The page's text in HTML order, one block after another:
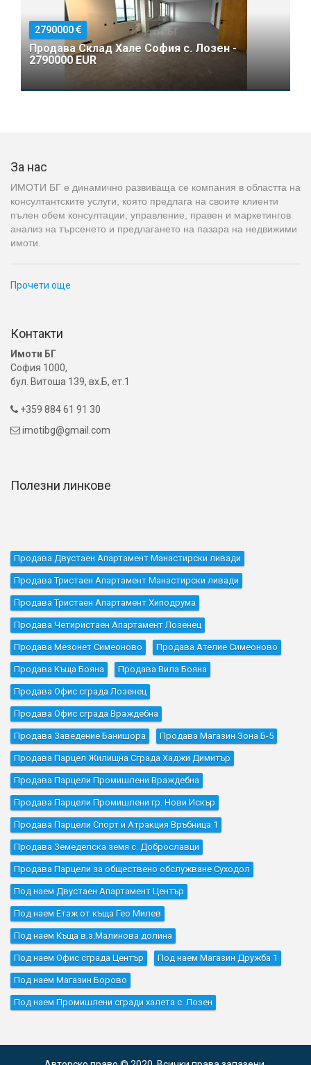
2790000
Продава Склад Хале София с. Лозен -
2790000 EUR
За нас
ИМОТИ БГ е динамично развиваща се компания в областта на
консултантските услуги, която предлага на своите клиенти
пълен обем консултации, управление, правен и маркетингов
анализ на търсенето и предлагането на пазара на недвижими
имоти.
Прочети още
Контакти
Имоти БГ
София 1000,
бул. Витоша 139, вх.Б, ет.1
 +359 884 61 91 30
 imotibg@gmail.com
Полезни линкове
Продава Двустаен Апартамент Манастирски ливади
Продава Тристаен Апартамент Манастирски ливади
Продава Тристаен Апартамент Хиподрума
Продава Четиристаен Апартамент Лозенец
Продава Мезонет Симеоново Продава Ателие Симеоново
Продава Къщa Бояна Продава Вила Бояна
Продава Офис сграда Лозенец
Продава Офис сграда Враждебна
Продава Заведение Банишора Продава Магазин Зона Б-5
Продава Парцел Жилищна Сграда Хаджи Димитър
Продава Парцели Промишлени Враждебна
Продава Парцели Промишлени гр. Нови Искър
Продава Парцели Спорт и Атракция Връбница 1
Продава Земеделска земя с. Доброславци
Продава Парцели за обществено обслужване Суходол
Под наем Двустаен Апартамент Център
Под наем Етаж от къща Гео Милев
Под наем Къщa в.з.Малинова долина
Под наем Офис сграда Център Под наем Магазин Дружба 1
Под наем Магазин Борово
Под наем Промишлени сгради халета с. Лозен